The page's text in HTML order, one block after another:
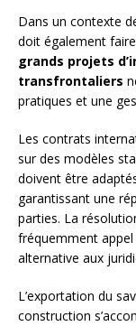
Dans un contexte
doit également
grands projets
transfrontaliers
pratiques et une
Les contrats
sur des modèles
doivent être
garantissant une
parties. La
fréquemment appel
alternative aux
L’exportation du
construction